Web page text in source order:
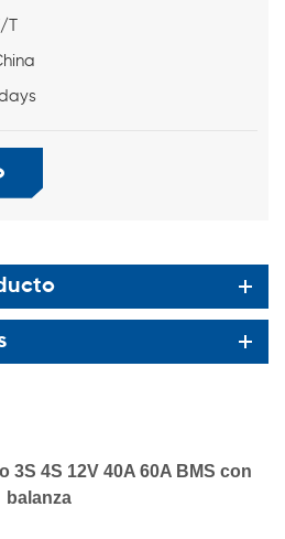
T/T
3S 4S 12V 40A 60A BMS con
balanza